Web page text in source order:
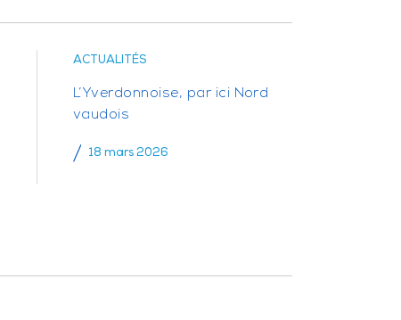
ACTUALITÉS
L’Yverdonnoise, par ici Nord
vaudois
18 mars 2026